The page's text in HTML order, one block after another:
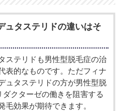
ュタステリドの違いはそ
ステリドも男性型脱毛症の治
表的なものです。ただフィナ
ュタステリドの方が男性型脱
クターゼの働きを阻害する
効果が期待できます。